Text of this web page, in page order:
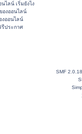
ไลน์ เริ่มยังไง
องออนไลน์
งออนไลน์
รีประกาศ
SMF 2.0.18